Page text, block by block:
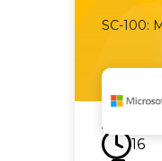
SC-100:
16